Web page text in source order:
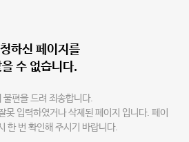
하신 페이지를
수 없습니다.
불편을 드려 죄송합니다.
못 입력하였거나 삭제된 페이지 입니다. 페이
한 번 확인해 주시기 바랍니다.